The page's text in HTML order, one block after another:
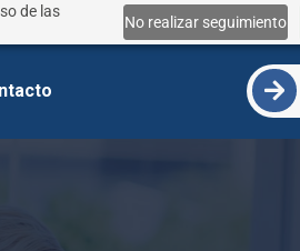
de las
No realizar seguimiento
Lun - Vie 9:00 - 18:00